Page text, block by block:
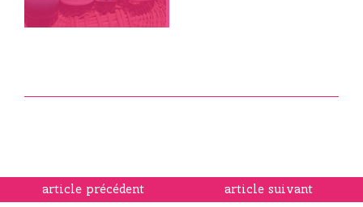
article précédent article suivant